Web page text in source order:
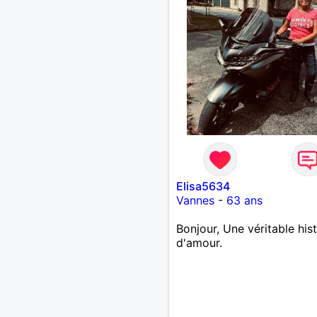
Elisa5634
Vannes- 63 ans
Bonjour, Une véritable
d'amour.